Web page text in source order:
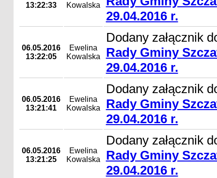
13:22:33
Kowalska
29.04.2016 r.
06.05.2016
13:22:05
Ewelina
Kowalska
Dodany załącznik
Rady Gminy
29.04.2016 r.
06.05.2016
13:21:41
Ewelina
Kowalska
Dodany załącznik
Rady Gminy
29.04.2016 r.
06.05.2016
13:21:25
Ewelina
Kowalska
Dodany załącznik
Rady Gminy
29.04.2016 r.